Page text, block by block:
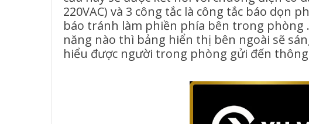
220VAC) và 3 công tắc là công tắc báo dọn
báo tránh làm phiền phía bên trong phòng
năng nào thì bảng hiển thị bên ngoài sẽ
hiểu được người trong phòng gửi đến